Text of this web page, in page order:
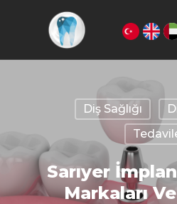
Diş Sağlığı
Sarıyer
Markaları